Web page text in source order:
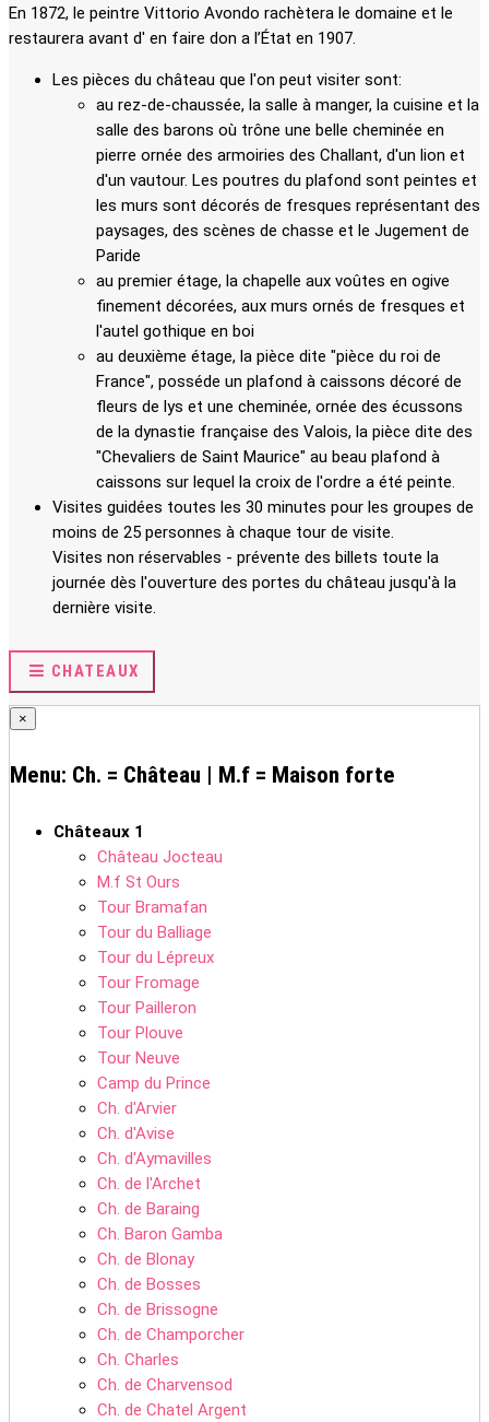
En 1872, le peintre Vittorio Avondo rachètera le domaine et le
restaurera avant d' en faire don a l’État en 1907.
Les pièces du château que l'on peut visiter sont:
au rez-de-chaussée, la salle à manger, la cuisine et la
salle des barons où trône une belle cheminée en
pierre ornée des armoiries des Challant, d'un lion et
d'un vautour. Les poutres du plafond sont peintes et
les murs sont décorés de fresques représentant des
paysages, des scènes de chasse et le Jugement de
Paride
au premier étage, la chapelle aux voûtes en ogive
finement décorées, aux murs ornés de fresques et
l'autel gothique en boi
au deuxième étage, la pièce dite "pièce du roi de
France", posséde un plafond à caissons décoré de
fleurs de lys et une cheminée, ornée des écussons
de la dynastie française des Valois, la pièce dite des
"Chevaliers de Saint Maurice" au beau plafond à
caissons sur lequel la croix de l'ordre a été peinte.
Visites guidées toutes les 30 minutes pour les groupes de
moins de 25 personnes à chaque tour de visite.
Visites non réservables - prévente des billets toute la
journée dès l'ouverture des portes du château jusqu'à la
dernière visite.
CHATEAUX
×
Menu: Ch. = Château | M.f = Maison forte
Châteaux 1
Château Jocteau
M.f St Ours
Tour Bramafan
Tour du Balliage
Tour du Lépreux
Tour Fromage
Tour Pailleron
Tour Plouve
Tour Neuve
Camp du Prince
Ch. d'Arvier
Ch. d'Avise
Ch. d'Aymavilles
Ch. de l'Archet
Ch. de Baraing
Ch. Baron Gamba
Ch. de Blonay
Ch. de Bosses
Ch. de Brissogne
Ch. de Champorcher
Ch. Charles
Ch. de Charvensod
Ch. de Chatel Argent